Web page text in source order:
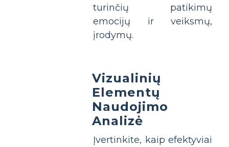
turinčių patikimų
emocijų ir veiksmų,
įrodymų.
Vizualinių
Elementų
Naudojimo
Analizė
Įvertinkite, kaip efektyviai